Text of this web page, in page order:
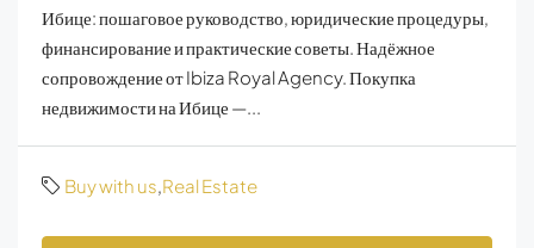
Ибице: пошаговое руководство, юридические процедуры,
финансирование и практические советы. Надёжное
сопровождение от Ibiza Royal Agency. Покупка
недвижимости на Ибице —...
Buy with us Real Estate